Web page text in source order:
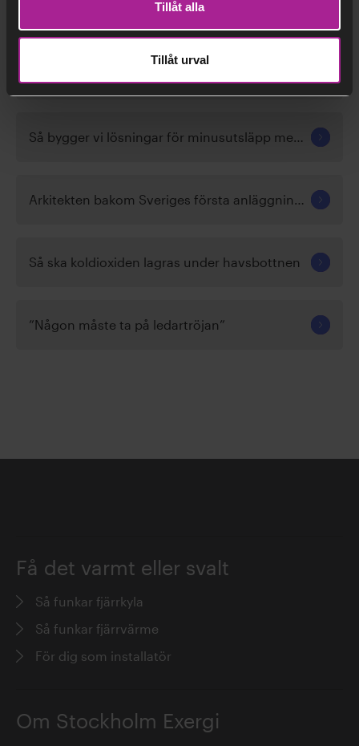
Tillåt alla
Tillåt urval
Relaterad information:
Så bygger vi lösningar för minusutsläpp med ”hängslen och livrem”
Arkitekten bakom Sveriges första anläggning för koldioxidinfångning
Så ska koldioxiden lagras under havsbottnen
”Någon måste ta på ledartröjan”
Få det varmt eller svalt
Så funkar fjärrkyla
Så funkar fjärrvärme
För dig som installatör
Om Stockholm Exergi